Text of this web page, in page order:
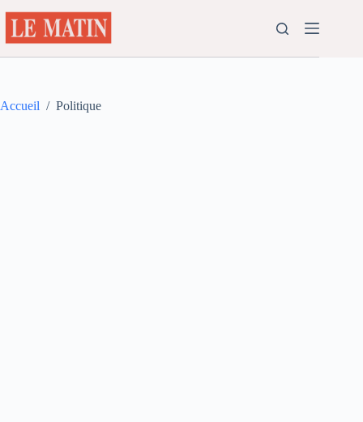
au
contenu
Accueil / Politique